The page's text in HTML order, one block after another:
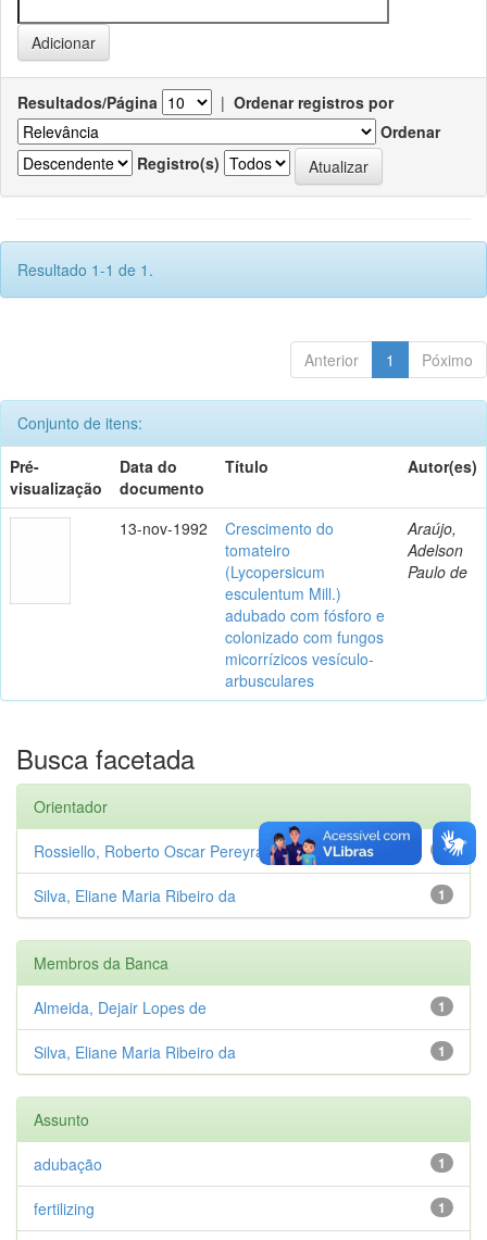
Resultados/Página | Ordenar registros por
Ordenar
Registro(s)
Resultado 1-1 de 1.
Anterior 1 Póximo
Conjunto de itens:
Pré-
visualização
Data do
documento
Título Autor(es)
13-nov-1992
Crescimento do
tomateiro
(Lycopersicum
esculentum Mill.)
adubado com fósforo e
colonizado com fungos
micorrízicos vesículo-
arbusculares
Araújo,
Adelson
Paulo de
Busca facetada
Orientador
1
Rossiello, Roberto Oscar Pereyra
1
Silva, Eliane Maria Ribeiro da
Membros da Banca
1
Almeida, Dejair Lopes de
1
Silva, Eliane Maria Ribeiro da
Assunto
1
adubação
1
fertilizing